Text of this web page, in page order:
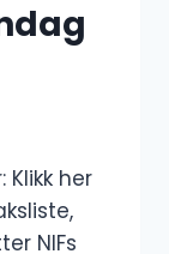
Klikk her
NIFs